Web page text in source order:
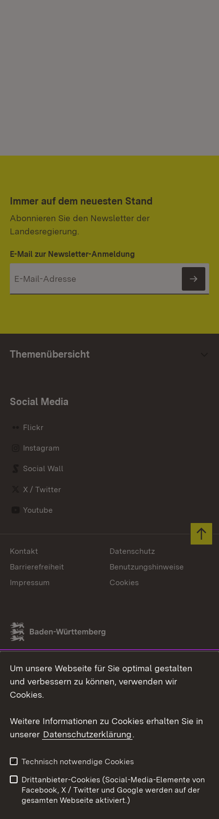
Immer auf dem neuesten Stand
Abonnieren Sie den Newsletter der
Landesregierung.
E-Mail zur Newsletter-Anmeldung
Themenübersicht
Social Media
Flickr
Instagram
Social Wall
X / Twitter
Youtube
Link zum Landesportal
Kontakt
Datenschutz
Barrierefreiheit
Benutzungshinweise
Impressum
Cookies
Um unsere Webseite für Sie optimal gestalten
und verbessern zu können, verwenden wir
Cookies.
Weitere Informationen zu Cookies erhalten Sie in
unserer Datenschutzerklärung.
Technisch notwendige Cookies
Drittanbieter-Cookies (Social-Media-Elemente von
Facebook, X / Twitter und Google werden auf der
gesamten Webseite aktiviert.)